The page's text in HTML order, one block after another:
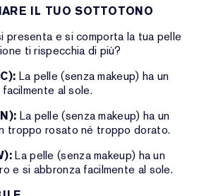
IL TUO SOTTOTONO
presenta e si comporta la tua pelle
ti rispecchia di più?
La pelle (senza makeup) ha un
al sole.
La pelle (senza makeup) ha un
troppo rosato né troppo dorato.
La pelle (senza makeup) ha un
e si abbronza facilmente al sole.